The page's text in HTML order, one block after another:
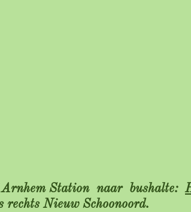
Station naar bushalte:
rechts Nieuw Schoonoord.